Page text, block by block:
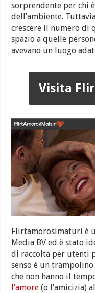
sorprendente per chi
dell’ambiente.
crescere il numero di
spazio a quelle
avevano un luogo
Visita
Flirtamorosimaturi è
Media BV ed è stato
di raccolta per utenti
senso è un
che non hanno il
l’amore (o l’amicizia)